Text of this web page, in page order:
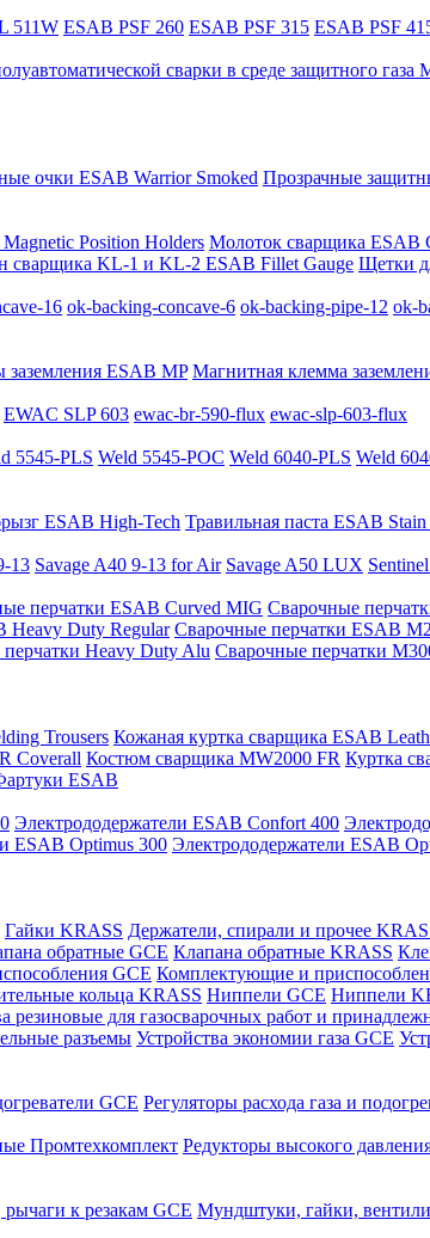
511W ESAB PSF 260 ESAB PSF 315 ESAB PSF
сварки в среде защитного газа
очки ESAB Warrior Smoked Прозрачные
Position Holders Молоток сварщика ESAB
сварщика KL-1 и KL-2 ESAB Fillet Gauge Щетки
16 ok-backing-concave-6 ok-backing-pipe-12 ok-
ESAB MP Магнитная клемма
EWAC SLP 603 ewac-br-590-flux ewac-slp-603-flux
5545-PLS Weld 5545-POC Weld 6040-PLS Weld
ESAB High-Tech Травильная паста ESAB Stain
13 Savage A40 9-13 for Air Savage A50 LUX
перчатки ESAB Curved MIG Сварочные
Heavy Duty Regular Сварочные перчатки ESAB
Heavy Duty Alu Сварочные перчатки
Trousers Кожаная куртка сварщика ESAB
Coverall Костюм сварщика MW2000 FR Куртка
ESAB
Электрододержатели ESAB Confort 400
ESAB Optimus 300 Электрододержатели ESAB
Гайки KRASS Держатели, спирали и прочее
обратные GCE Клапана обратные KRASS
GCE Комплектующие и
кольца KRASS Ниппели GCE Ниппели
резиновые для газосварочных работ и
разъемы Устройства экономии газа GCE
GCE Регуляторы расхода газа и
Промтехкомплект Редукторы высокого
к резакам GCE Мундштуки, гайки,